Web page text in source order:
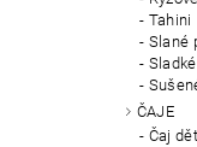
Tahini
Slané
ČAJE
Čaj